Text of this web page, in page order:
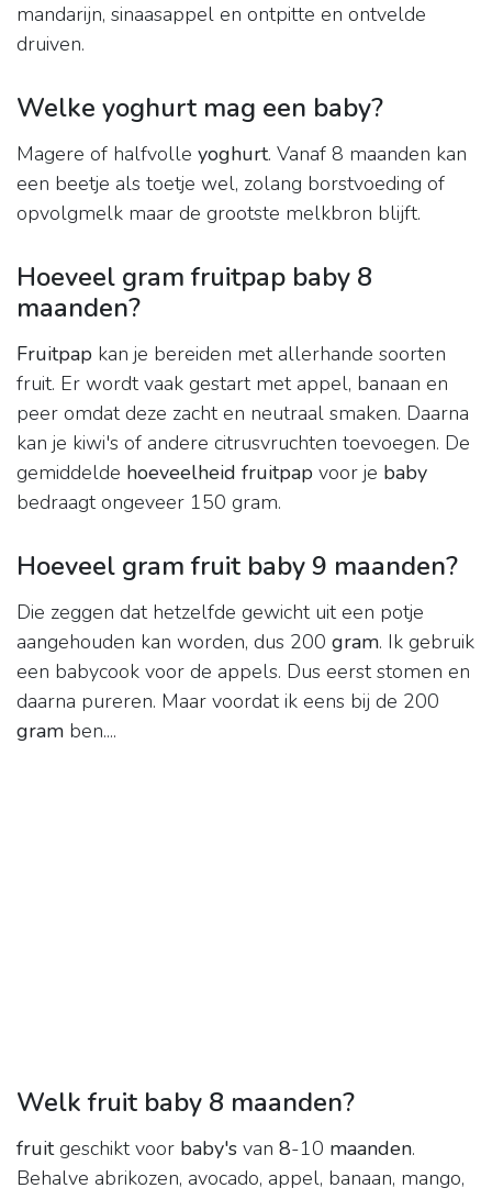
mandarijn, sinaasappel en ontpitte en ontvelde
druiven.
Welke yoghurt mag een baby?
Magere of halfvolle yoghurt. Vanaf 8 maanden kan
een beetje als toetje wel, zolang borstvoeding of
opvolgmelk maar de grootste melkbron blijft.
Hoeveel gram fruitpap baby 8
maanden?
Fruitpap kan je bereiden met allerhande soorten
fruit. Er wordt vaak gestart met appel, banaan en
peer omdat deze zacht en neutraal smaken. Daarna
kan je kiwi's of andere citrusvruchten toevoegen. De
gemiddelde hoeveelheid fruitpap voor je baby
bedraagt ongeveer 150 gram.
Hoeveel gram fruit baby 9 maanden?
Die zeggen dat hetzelfde gewicht uit een potje
aangehouden kan worden, dus 200 gram. Ik gebruik
een babycook voor de appels. Dus eerst stomen en
daarna pureren. Maar voordat ik eens bij de 200
gram ben....
Welk fruit baby 8 maanden?
fruitgeschikt voor baby's van 8-10 maanden.
Behalve abrikozen, avocado, appel, banaan, mango,